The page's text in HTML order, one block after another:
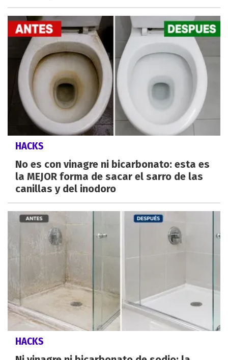
HACKS
No es con vinagre ni bicarbonato: esta es
la MEJOR forma de sacar el sarro de las
canillas y del inodoro
HACKS